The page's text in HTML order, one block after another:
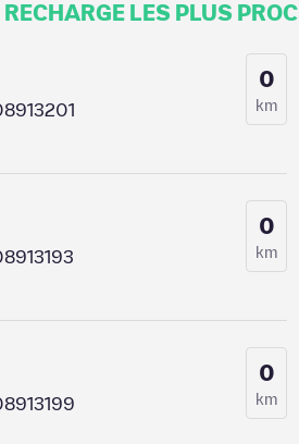
LES PLUS
0
km
0
km
0
km